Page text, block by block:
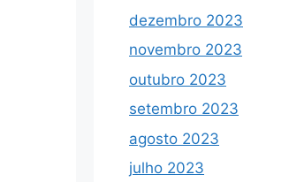
dezembro 2023
novembro 2023
outubro 2023
setembro 2023
agosto 2023
julho 2023